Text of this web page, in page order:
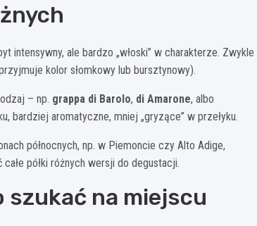
ale bardzo „włoski” w charakterze. Zwykle
kolor słomkowy lub bursztynowy).
– np. grappa di Barolo, di Amarone, albo
bardziej aromatyczne, mniej „gryzące” w przełyku.
północnych, np. w Piemoncie czy Alto Adige,
półki różnych wersji do degustacji.
szukać na miejscu